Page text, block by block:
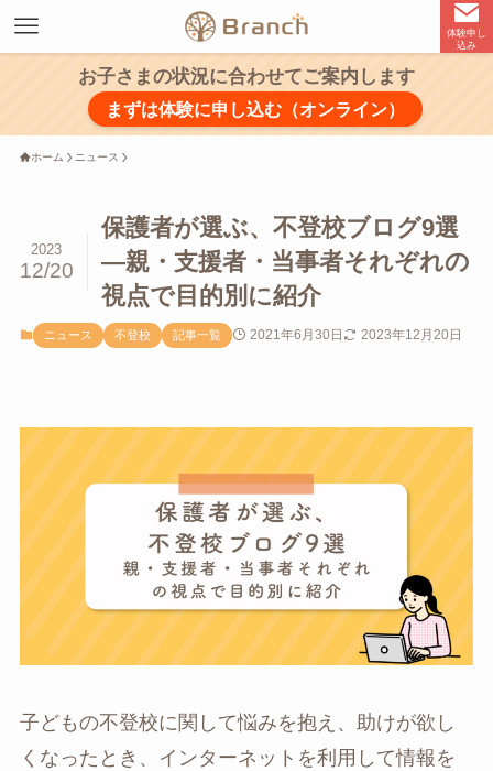
体験申し
込み
お子さまの状況に合わせてご案内します
まずは体験に申し込む（オンライン）
ホーム ニュース
保護者が選ぶ、不登校ブログ9選
―親・支援者・当事者それぞれの
視点で目的別に紹介
2023
12/20
ニュース 不登校 記事一覧 2021年6月30日 2023年12月20日
子どもの不登校に関して悩みを抱え、助けが欲し
くなったとき、インターネットを利用して情報を